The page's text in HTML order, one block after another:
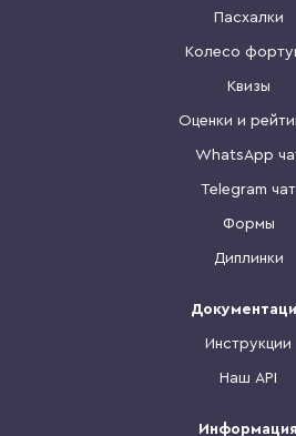
Пасхалки
Колесо
Квизы
Оценки и
WhatsApp
Telegram чат
Формы
Диплинки
Инструкции
Наш API
Информация